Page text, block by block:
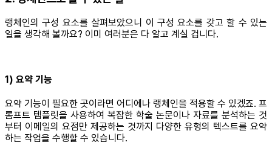
랭체인의 구성 요소를 살펴보았으니 이 구성 요소를 갖고 할 수 있는
일을 생각해 볼까요? 이미 여러분은 다 알고 계실 겁니다.
1) 요약 기능
요약 기능이 필요한 곳이라면 어디에나 랭체인을 적용할 수 있겠죠. 프
롬프트 템플릿을 사용하여 복잡한 학술 논문이나 자료를 분석하는 것
부터 이메일의 요점만 제공하는 것까지 다양한 유형의 텍스트를 요약
하는 작업을 수행할 수 있습니다.